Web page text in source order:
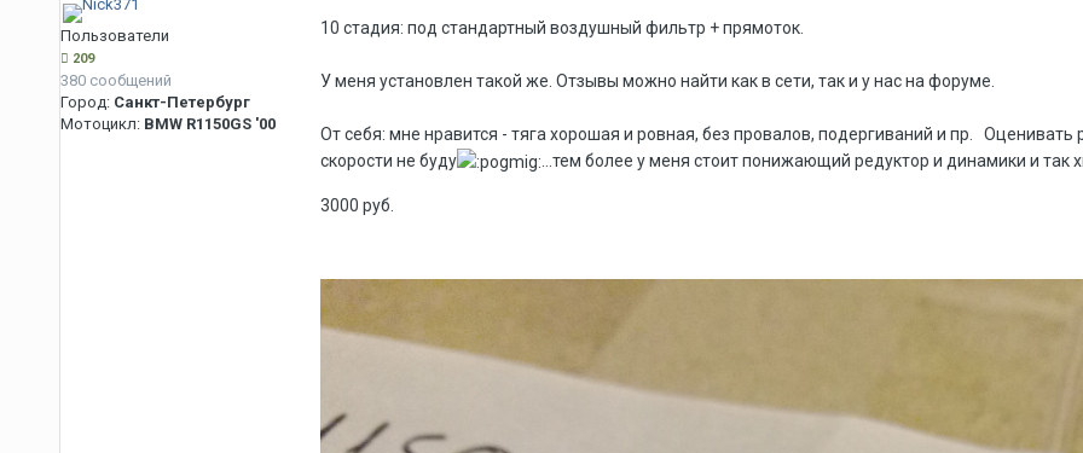
Пользователи
209
380 сообщений
Город: Санкт-Петербург
Мотоцикл: BMW R1150GS '00
10 стадия: под стандартный воздушный фильтр + прямоток.
У меня установлен такой же. Отзывы можно найти как в сети, так и у нас на форуме.
От себя: мне нравится - тяга хорошая и ровная, без провалов, подергиваний и пр.
скорости не буду
...тем более у меня стоит понижающий редуктор и динамики и так
3000 руб.